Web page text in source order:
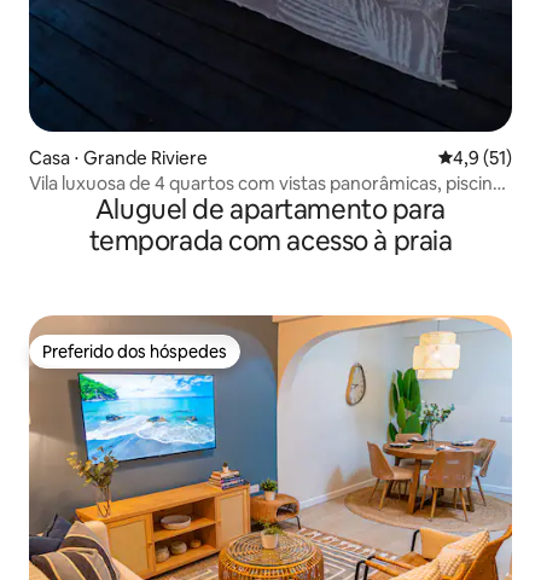
Casa ⋅ Grande Riviere 4,9 de uma
4,9 (51)
Vila luxuosa de 4 quartos com vistas panorâmicas, piscina
e jacuzziAluguel de apartamento para
temporada com acesso à praia
Preferido dos hóspedes
Preferido dos hóspedes